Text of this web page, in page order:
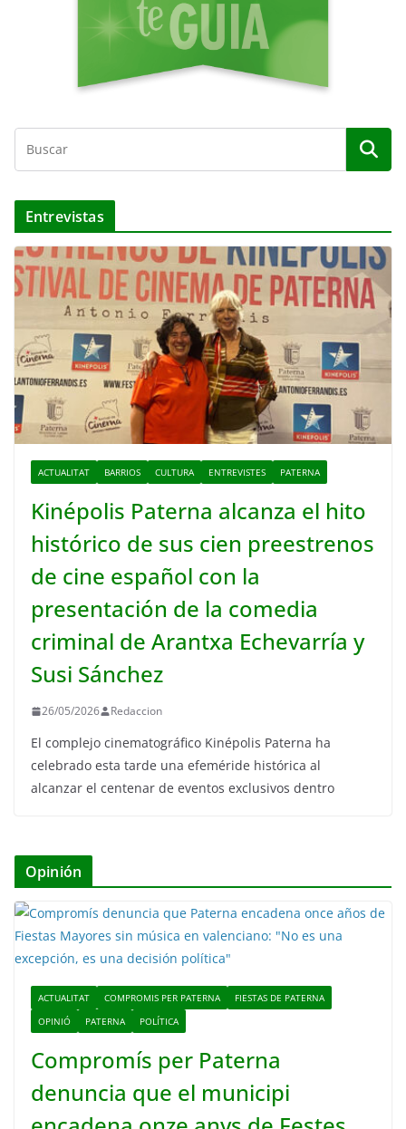
Entrevistas
ACTUALITAT BARRIOS CULTURA ENTREVISTES PATERNA
Kinépolis Paterna alcanza el hito
histórico de sus cien preestrenos
de cine español con la
presentación de la comedia
criminal de Arantxa Echevarría y
Susi Sánchez
26/05/2026 Redaccion
El complejo cinematográfico Kinépolis Paterna ha
celebrado esta tarde una efeméride histórica al
alcanzar el centenar de eventos exclusivos dentro
Opinión
ACTUALITAT COMPROMIS PER PATERNA
FIESTAS DE PATERNA
OPINIÓ
PATERNA POLÍTICA
Compromís per Paterna
denuncia que el municipi